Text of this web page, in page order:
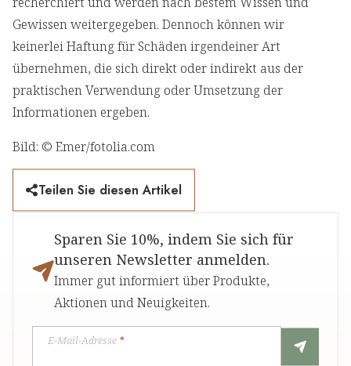
Gewissen weitergegeben. Dennoch können wir
keinerlei Haftung für Schäden irgendeiner Art
übernehmen, die sich direkt oder indirekt aus der
praktischen Verwendung oder Umsetzung der
Informationen ergeben.
Bild: © Emer/fotolia.com
Teilen Sie diesen Artikel
Sparen Sie 10%, indem Sie sich für
unseren Newsletter anmelden.
Immer gut informiert über Produkte,
Aktionen und Neuigkeiten.
E-Mail-Adresse *